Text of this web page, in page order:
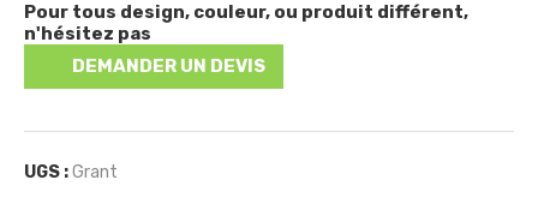
Pour tous design, couleur, ou produit différent,
n'hésitez pas
DEMANDER UN DEVIS
UGS :Grant